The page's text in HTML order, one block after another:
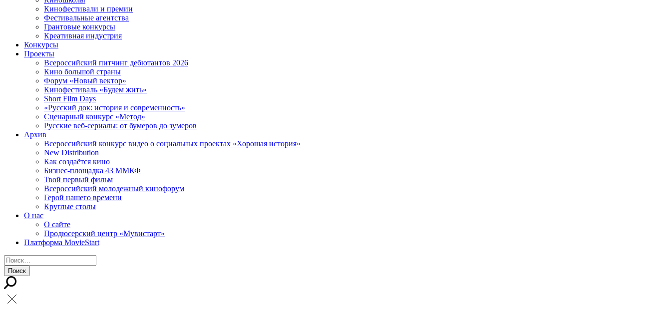
Кинофестивали и премии
Фестивальные агентства
Грантовые конкурсы
Креативная индустрия
Конкурсы
Проекты
Всероссийский питчинг дебютантов 2026
Кино большой страны
Форум «Новый вектор»
Кинофестиваль «Будем жить»
Short Film Days
«Русский док: история и современность»
Сценарный конкурс «Метод»
Русские веб-сериалы: от бумеров до зумеров
Архив
Всероссийский конкурс видео о социальных проектах «Хорошая история»
New Distribution
Как создаётся кино
Бизнес-площадка 43 ММКФ
Твой первый фильм
Всероссийский молодежный кинофорум
Герой нашего времени
Круглые столы
О нас
О сайте
Продюсерский центр «Мувистарт»
Платформа MovieStart